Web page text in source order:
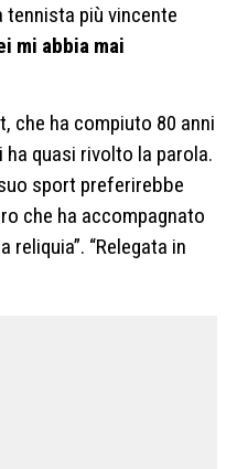
più vincente
mi abbia mai
che ha compiuto 80 anni
ha quasi rivolto la parola.
sport preferirebbe
che ha accompagnato
reliquia”. “Relegata in